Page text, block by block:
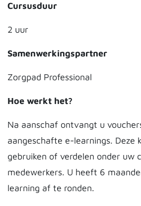
Cursusduur
2 uur
Samenwerkingspartner
Zorgpad Professional
Hoe werkt het?
Na aanschaf ontvangt u
aangeschafte e-learnings. Deze
gebruiken of verdelen onder uw
medewerkers. U heeft 6
learning af te ronden.